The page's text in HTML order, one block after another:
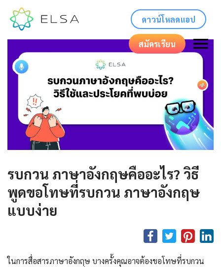
ดาวน์โหลดแอป
สมัครเรียน
รบกวน ภาษาอังกฤษคืออะไร? วิธี
พูดขอโทษที่รบกวน ภาษาอังกฤษ
แบบง่าย
ในการสื่อสารภาษาอังกฤษ บางครั้งคุณอาจต้องขอโทษที่รบกวน